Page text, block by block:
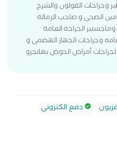
وجراحات القولون والشرج
الصحى و صاحب الزمالة
الجراحة العامة
وجراحات الجهاز الهضمى و
لجراحات أمراض الحوض بهانجزو
دفع الكتروني